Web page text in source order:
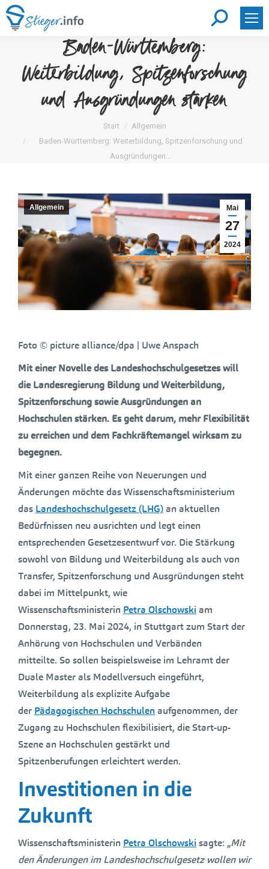
Search:
Baden-Württemberg:
Weiterbildung, Spitzenforschung
und Ausgründungen stärken
Sie befinden sich hier:Start
Allgemein
Baden-Württemberg: Weiterbildung, Spitzenforschung und
Ausgründungen…
Mai
27
2024
Allgemein
Foto © picture alliance/dpa | Uwe Anspach
Mit einer Novelle des Landeshochschulgesetzes will
die Landesregierung Bildung und Weiterbildung,
Spitzenforschung sowie Ausgründungen an
Hochschulen stärken. Es geht darum, mehr Flexibilität
zu erreichen und dem Fachkräftemangel wirksam zu
begegnen.
Mit einer ganzen Reihe von Neuerungen und
Änderungen möchte das Wissenschaftsministerium
das Landeshochschulgesetz (LHG)an aktuellen
Bedürfnissen neu ausrichten und legt einen
entsprechenden Gesetzesentwurf vor. Die Stärkung
sowohl von Bildung und Weiterbildung als auch von
Transfer, Spitzenforschung und Ausgründungen steht
dabei im Mittelpunkt, wie
Wissenschaftsministerin Petra Olschowski am
Donnerstag, 23. Mai 2024, in Stuttgart zum Start der
Anhörung von Hochschulen und Verbänden
mitteilte. So sollen beispielsweise im Lehramt der
Duale Master als Modellversuch eingeführt,
Weiterbildung als explizite Aufgabe
der Pädagogischen Hochschulenaufgenommen, der
Zugang zu Hochschulen flexibilisiert, die Start-up-
Szene an Hochschulen gestärkt und
Spitzenberufungen erleichtert werden.
Investitionen in die
Zukunft
Wissenschaftsministerin Petra Olschowski sagte: „Mit
den Änderungen im Landeshochschulgesetz wollen wir